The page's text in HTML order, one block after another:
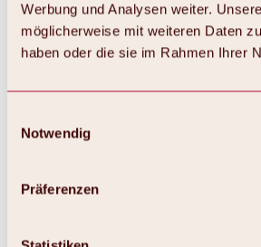
Werbung und Analysen weiter.
möglicherweise mit weiteren Daten
haben oder die sie im Rahmen Ihrer
Notwendig
Präferenzen